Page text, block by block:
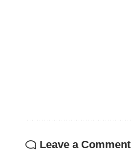
Leave a Comment